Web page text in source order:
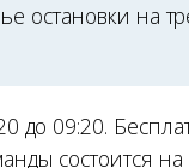
остановки на
до 09:20.
состоится